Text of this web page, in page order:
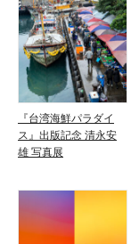
『台湾海鮮パラダイ
ス』出版記念 清永安
雄 写真展